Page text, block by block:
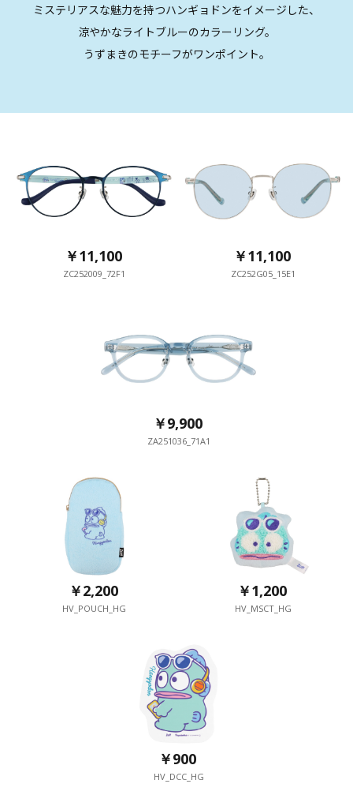
ミステリアスな魅力を持つハンギョドンをイメージした、
涼やかなライトブルーのカラーリング。
うずまきのモチーフがワンポイント。
￥11,100
ZC252009_72F1
￥11,100
ZC252G05_15E1
￥9,900
ZA251036_71A1
￥2,200
HV_POUCH_HG
￥1,200
HV_MSCT_HG
￥900
HV_DCC_HG